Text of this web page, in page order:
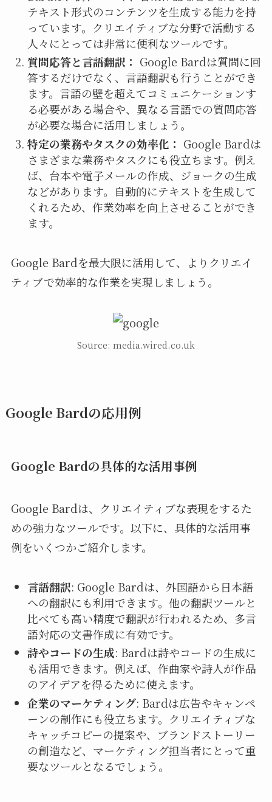
テキスト形式のコンテンツを生成する能力を持
っています。クリエイティブな分野で活動する
人々にとっては非常に便利なツールです。
質問応答と言語翻訳： Google Bardは質問に回
答するだけでなく、言語翻訳も行うことができ
ます。言語の壁を超えてコミュニケーションす
る必要がある場合や、異なる言語での質問応答
が必要な場合に活用しましょう。
特定の業務やタスクの効率化： Google Bardは
さまざまな業務やタスクにも役立ちます。例え
ば、台本や電子メールの作成、ジョークの生成
などがあります。自動的にテキストを生成して
くれるため、作業効率を向上させることができ
ます。
Google Bardを最大限に活用して、よりクリエイ
ティブで効率的な作業を実現しましょう。
Source: media.wired.co.uk
Google Bardの応用例
Google Bardの具体的な活用事例
Google Bardは、クリエイティブな表現をするた
めの強力なツールです。以下に、具体的な活用事
例をいくつかご紹介します。
言語翻訳: Google Bardは、外国語から日本語
への翻訳にも利用できます。他の翻訳ツールと
比べても高い精度で翻訳が行われるため、多言
語対応の文書作成に有効です。
詩やコードの生成: Bardは詩やコードの生成に
も活用できます。例えば、作曲家や詩人が作品
のアイデアを得るために使えます。
企業のマーケティング: Bardは広告やキャンペ
ーンの制作にも役立ちます。クリエイティブな
キャッチコピーの提案や、ブランドストーリー
の創造など、マーケティング担当者にとって重
要なツールとなるでしょう。